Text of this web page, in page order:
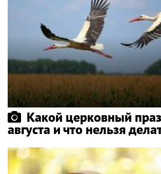
Какой церковный
августа и что нельзя